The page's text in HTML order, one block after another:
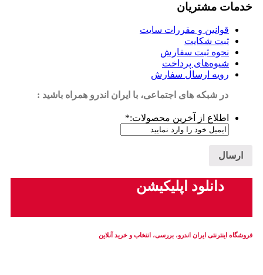
خدمات مشتریان
قوانین و مقررات سایت
ثبت شکایت
نحوه ثبت سفارش
شیوه‌های پرداخت
رویه ارسال سفارش
در شبکه های اجتماعی، با ایران اندرو همراه باشید :
اطلاع از آخرین محصولات:*
دانلود اپلیکیشن
فروشگاه اینترنتی ایران‌ اندرو، بررسی، انتخاب و خرید آنلاین